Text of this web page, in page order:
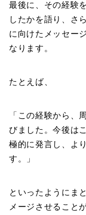
最後に、その経験
したかを語り、さ
に向けたメッセー
なります。
たとえば、
「この経験から、
びました。今後は
極的に発言し、よ
す。」
といったようにま
メージさせること